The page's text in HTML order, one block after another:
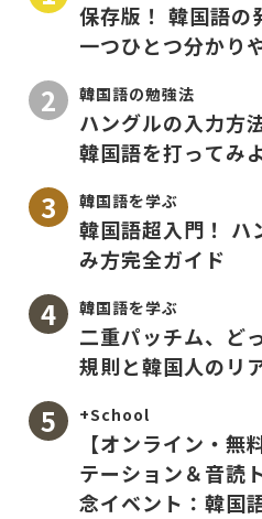
保存版！ 韓国語の
一つひとつ分かり
韓国語の勉強法
ハングルの入力方
韓国語を打ってみ
韓国語を学ぶ
韓国語超入門！ ハ
み方完全ガイド
韓国語を学ぶ
二重パッチム、ど
規則と韓国人のリ
+School
【オンライン・無
テーション＆音読
念イベント：韓国